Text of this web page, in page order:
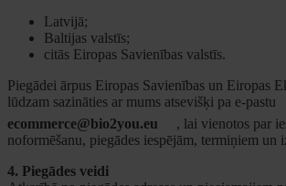
Latvijā;
Baltijas valstīs;
citās Eiropas Savienības valstīs.
Piegādei ārpus Eiropas Savienības un Eiropas
lūdzam sazināties ar mums atsevišķi pa e-pastu
ecommerce@bio2you.eu
, lai vienotos par
noformēšanu, piegādes iespējām, termiņiem un
4. Piegādes veidi